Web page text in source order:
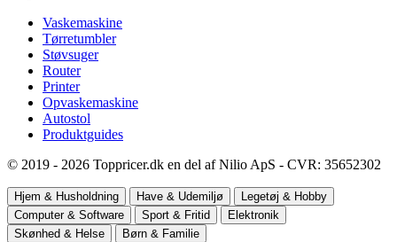
Vaskemaskine
Tørretumbler
Støvsuger
Router
Printer
Opvaskemaskine
Autostol
Produktguides
© 2019 - 2026 Toppricer.dk en del af Nilio ApS - CVR: 35652302
Hjem & Husholdning Have & Udemiljø
Legetøj & Hobby
Computer & Software
Sport & Fritid
Elektronik
Skønhed & Helse
Børn & Familie